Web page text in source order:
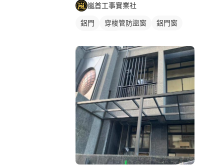
嵐首工事實業社
鋁門 穿梭管防盜窗
鋁門窗